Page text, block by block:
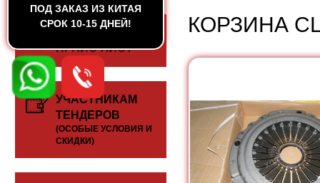
ПОД ЗАКАЗ ИЗ КИТАЯ
СРОК 10-15 ДНЕЙ!
СКАЧАТЬ
ПРАЙС-ЛИСТ
УЧАСТНИКАМ
ТЕНДЕРОВ
(ОСОБЫЕ УСЛОВИЯ И
СКИДКИ)
КОРЗИНА